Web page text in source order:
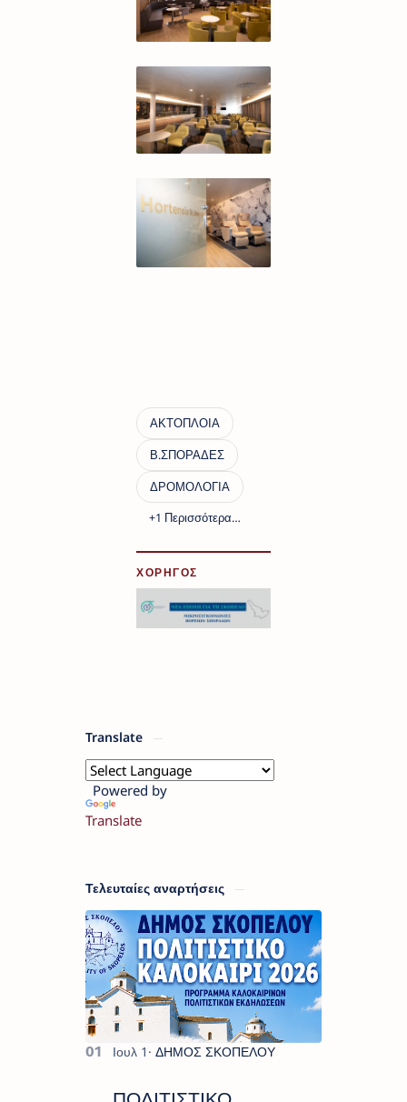
ΧΟΡΗΓΟΣ
Translate
Powered by
Translate
Τελευταίες αναρτήσεις